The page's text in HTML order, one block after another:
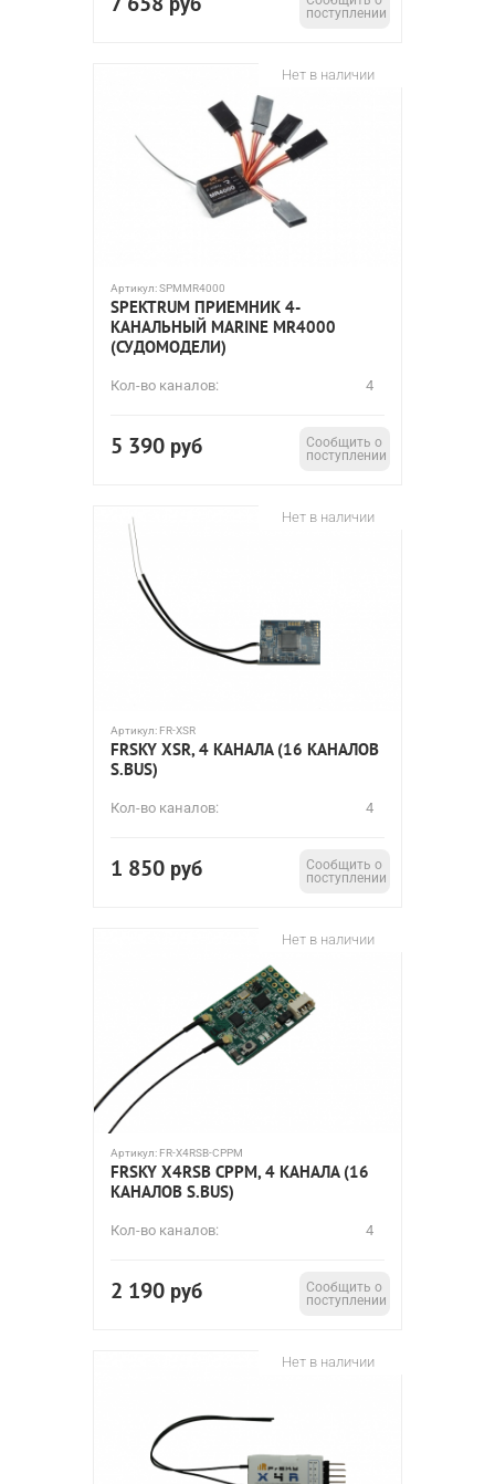
поступлении
Нет в наличии
Артикул:SPMMR4000
SPEKTRUM ПРИЕМНИК 4-
КАНАЛЬНЫЙ MARINE MR4000
(СУДОМОДЕЛИ)
Кол-во каналов: 4
5 390 руб
Сообщить о
поступлении
Нет в наличии
Артикул: FR-XSR
FRSKY XSR, 4 КАНАЛА (16 КАНАЛОВ
S.BUS)
Кол-во каналов: 4
1 850 руб
Сообщить о
поступлении
Нет в наличии
Артикул: FR-X4RSB-CPPM
FRSKY X4RSB CPPM, 4 КАНАЛА (16
КАНАЛОВ S.BUS)
Кол-во каналов: 4
2 190 руб
Сообщить о
поступлении
Нет в наличии